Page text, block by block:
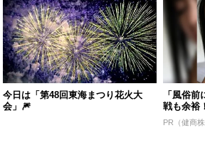
今日は「第48回東海まつり花火大
会」🎆
「風俗
戦も余裕
PR（健商株